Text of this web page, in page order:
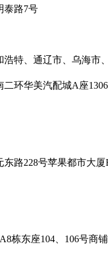
泰路7号
特、通辽市、乌海
环华美汽配城A座
路228号苹果都市大厦
栋东座104、106号商铺